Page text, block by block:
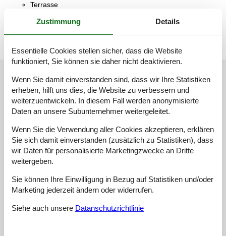
Terrasse
Unsere Gästebewertungen
Unsere Gästebewertungen
4,0
Letzte Bewertung ist vom 17.05.2026
3 (0)
2
1
Kommentare
Zustimmung Details
Essentielle Cookies stellen sicher, dass die Website
funktioniert, Sie können sie daher nicht deaktivieren.
Wenn Sie damit einverstanden sind, dass wir Ihre Statistiken
erheben, hilft uns dies, die Website zu verbessern und
weiterzuentwickeln. In diesem Fall werden anonymisierte
Daten an unsere Subunternehmer weitergeleitet.
Wenn Sie die Verwendung aller Cookies akzeptieren, erklären
Sie sich damit einverstanden (zusätzlich zu Statistiken), dass
wir Daten für personalisierte Marketingzwecke an Dritte
weitergeben.
Sie können Ihre Einwilligung in Bezug auf Statistiken und/oder
Marketing jederzeit ändern oder widerrufen.
Siehe auch unsere Datanschutzrichtlinie